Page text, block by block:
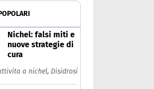
Nichel: falsi miti e
nuove strategie di
cura
a nichel, Disidrosi